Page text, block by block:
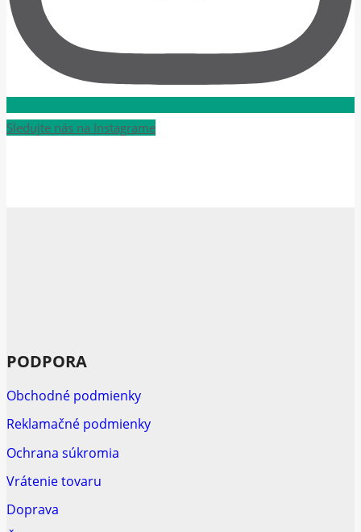
Sledujte nás na Instagrame
PODPORA
Obchodné podmienky
Reklamačné podmienky
Ochrana súkromia
Vrátenie tovaru
Doprava